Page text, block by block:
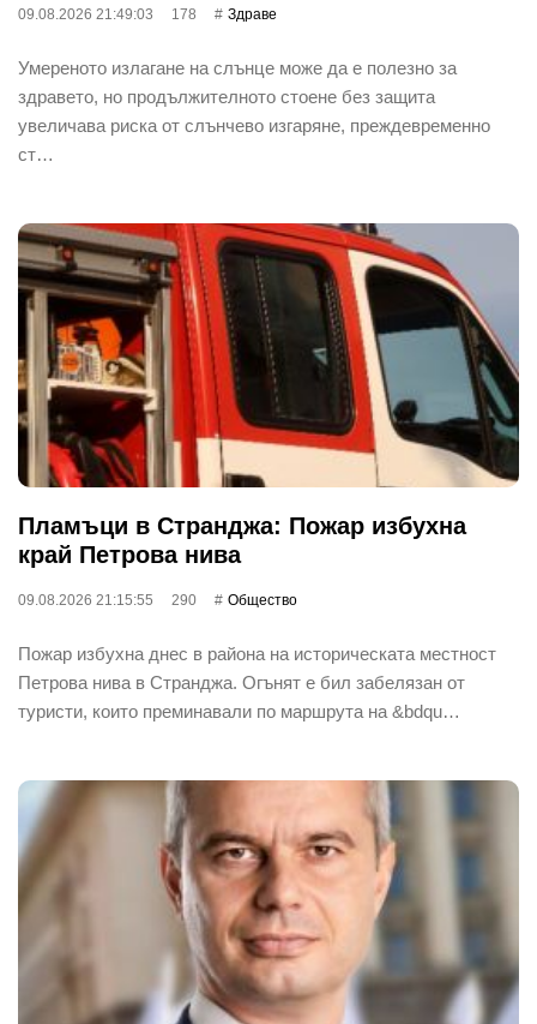
09.08.2026 21:49:03 178 Здраве
Умереното излагане на слънце може да е полезно за
здравето, но продължителното стоене без защита
увеличава риска от слънчево изгаряне, преждевременно
ст…
Пламъци в Странджа: Пожар избухна
край Петрова нива
09.08.2026 21:15:55 290 Общество
Пожар избухна днес в района на историческата местност
Петрова нива в Странджа. Огънят е бил забелязан от
туристи, които преминавали по маршрута на &bdqu…